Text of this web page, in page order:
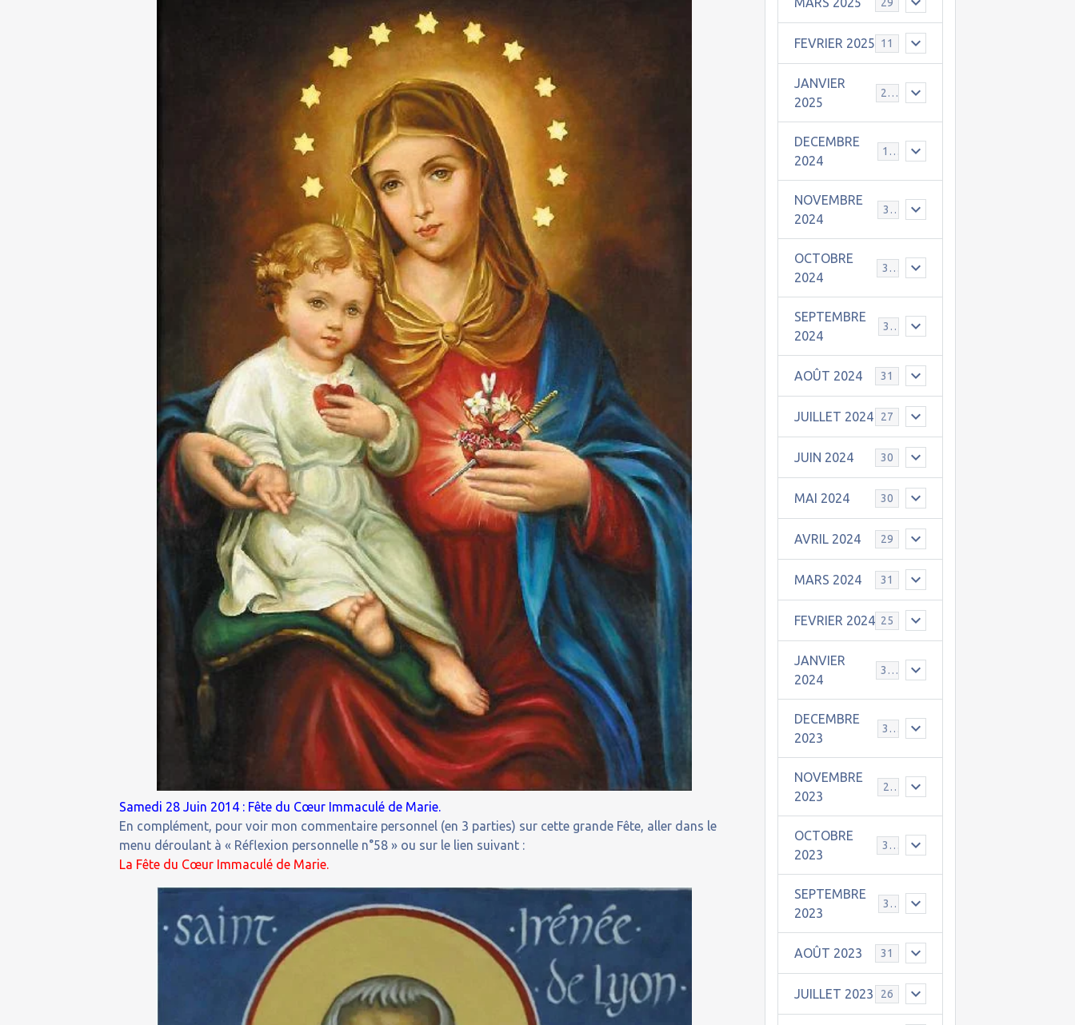
Samedi 28 Juin 2014 : Fête du Cœur Immaculé de Marie.
En complément, pour voir mon commentaire personnel (en 3 parties) sur cette grande Fête, aller dans le
menu déroulant à « Réflexion personnelle n°58 » ou sur le lien suivant :
La Fête du Cœur Immaculé de Marie.
FEVRIER 2025 11
JANVIER
2025
25
DECEMBRE
2024
19
NOVEMBRE
2024
30
OCTOBRE
2024
31
SEPTEMBRE
2024
30
AOÛT 2024 31
JUILLET 2024 27
JUIN 2024 30
MAI 2024 30
AVRIL 2024 29
MARS 2024 31
FEVRIER 2024 25
JANVIER
2024
30
DECEMBRE
2023
31
NOVEMBRE
2023
24
OCTOBRE
2023
31
SEPTEMBRE
2023
30
AOÛT 2023 31
JUILLET 2023 26